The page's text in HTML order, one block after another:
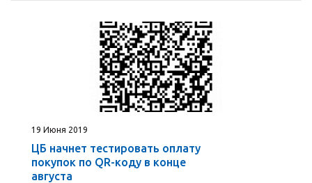
19 Июня 2019
ЦБ начнет тестировать оплату
покупок по QR-коду в конце
августа